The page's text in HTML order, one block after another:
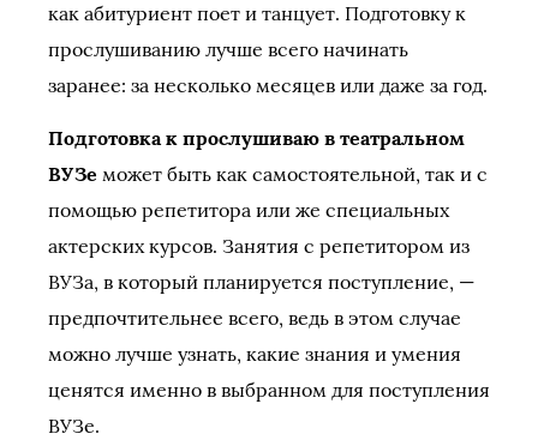
как абитуриент поет и танцует. Подготовку к
прослушиванию лучше всего начинать
заранее: за несколько месяцев или даже за год.
Подготовка к прослушиваю в театральном
ВУЗе может быть как самостоятельной, так и с
помощью репетитора или же специальных
актерских курсов. Занятия с репетитором из
ВУЗа, в который планируется поступление, —
предпочтительнее всего, ведь в этом случае
можно лучше узнать, какие знания и умения
ценятся именно в выбранном для поступления
ВУЗе.